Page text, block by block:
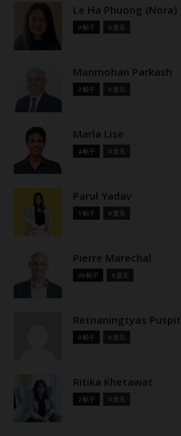
Le Ha Phuong (Nora)
9 帖子 0 意见
Manmohan Parkash
2 帖子 0 意见
Marla Lise
4 帖子 0 意见
Parul Yadav
1 帖子 0 意见
Pierre Marechal
29 帖子 0 意见
Retnaningtyas
0 帖子 0 意见
Ritika Khetawat
2 帖子 0 意见